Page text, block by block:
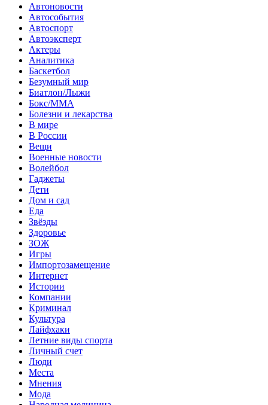
Автоновости
Автособытия
Автоспорт
Автоэксперт
Актеры
Аналитика
Баскетбол
Безумный мир
Биатлон/Лыжи
Бокс/MMA
Болезни и лекарства
В мире
В России
Вещи
Военные новости
Волейбол
Гаджеты
Дети
Дом и сад
Еда
Звёзды
Здоровье
ЗОЖ
Игры
Импортозамещение
Интернет
Истории
Компании
Криминал
Культура
Лайфхаки
Летние виды спорта
Личный счет
Люди
Места
Мнения
Мода